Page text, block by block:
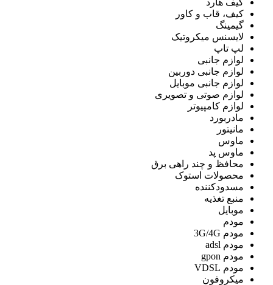
کیف هارد
کیف، قاب و کاور
گیمینگ
لایسنس میکروتیک
لپ تاپ
لوازم جانبی
لوازم جانبی دوربین
لوازم جانبی موبایل
لوازم صوتی و تصویری
لوازم کامپیوتر
مادربورد
مانیتور
ماوس
ماوس پد
محافظ و چند راهی برق
محصولات استوک
مسدودکننده
منبع تغذیه
موبایل
مودم
مودم 3G/4G
مودم adsl
مودم gpon
مودم VDSL
میکروفون